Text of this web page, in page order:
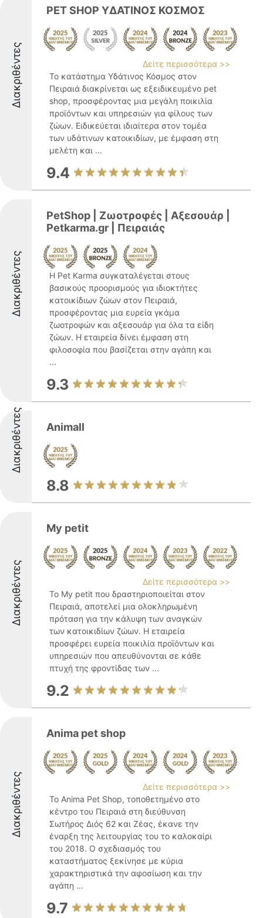
Διακριθέντες
PET SHOP ΥΔΑΤΙΝΟΣ ΚΟΣΜΟΣ
Δείτε περισσότερα >>
Το κατάστημα Υδάτινος Κόσμος στον
Πειραιά διακρίνεται ως εξειδικευμένο pet
shop, προσφέροντας μια μεγάλη ποικιλία
προϊόντων και υπηρεσιών για φίλους των
ζώων. Ειδικεύεται ιδιαίτερα στον τομέα
των υδάτινων κατοικιδίων, με έμφαση στη
μελέτη και ...
9.4
Διακριθέντες
PetShop | Ζωοτροφές | Αξεσουάρ |
Petkarma.gr | Πειραιάς
Η Pet Karma συγκαταλέγεται στους
βασικούς προορισμούς για ιδιοκτήτες
κατοικίδιων ζώων στον Πειραιά,
προσφέροντας μια ευρεία γκάμα
ζωοτροφών και αξεσουάρ για όλα τα είδη
ζώων. Η εταιρεία δίνει έμφαση στη
φιλοσοφία που βασίζεται στην αγάπη και
...
9.3
Διακριθέντες Animall
8.8
Διακριθέντες
My petit
Δείτε περισσότερα >>
Το My petit που δραστηριοποιείται στον
Πειραιά, αποτελεί μια ολοκληρωμένη
πρόταση για την κάλυψη των αναγκών
των κατοικιδίων ζώων. Η εταιρεία
προσφέρει ευρεία ποικιλία προϊόντων και
υπηρεσιών που απευθύνονται σε κάθε
πτυχή της φροντίδας των ...
9.2
Διακριθέντες
Anima pet shop
Δείτε περισσότερα >>
Το Anima Pet Shop, τοποθετημένο στο
κέντρο του Πειραιά στη διεύθυνση
Σωτήρος Διός 62 και Ζέας, έκανε την
έναρξη της λειτουργίας του το καλοκαίρι
του 2018. Ο σχεδιασμός του
καταστήματος ξεκίνησε με κύρια
χαρακτηριστικά την αφοσίωση και την
αγάπη ...
9.7